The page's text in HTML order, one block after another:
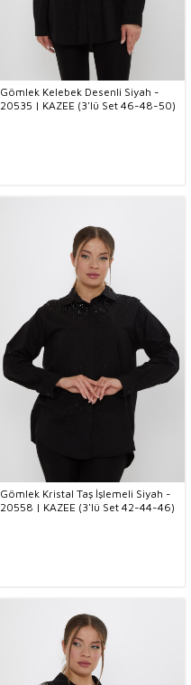
Gömlek Kelebek Desenli Siyah -
20535 | KAZEE (3'lü Set 46-48-50)
Gömlek Kristal Taş İşlemeli Siyah -
20558 | KAZEE (3'lü Set 42-44-46)